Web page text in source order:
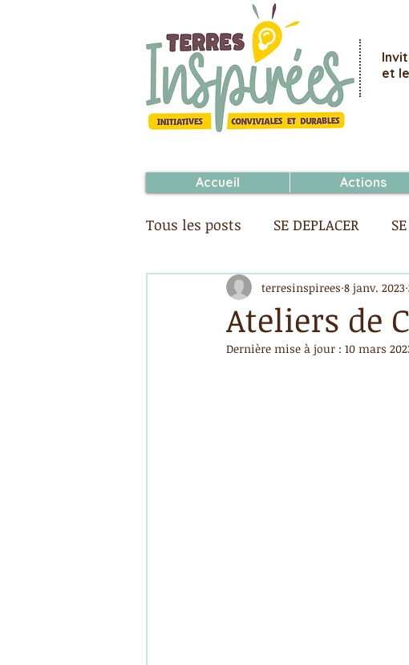
et le
Accueil Actions
Tous les posts SE DEPLACER
DECIDER SE CULTIVER SE
Ateliers de
terresinspirees 8 janv. 2023
Dernière mise à jour : 10 mars